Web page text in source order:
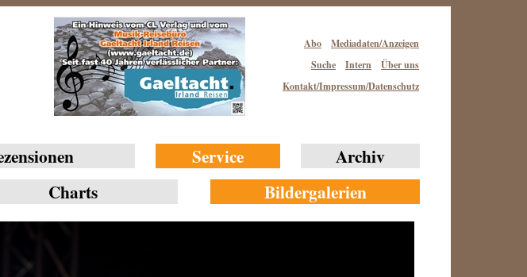
Abo
Mediadaten/Anzeigen
Suche
Intern
Über uns
Kontakt/Impressum/Datenschutz
Service
Archiv
Charts Bildergalerien